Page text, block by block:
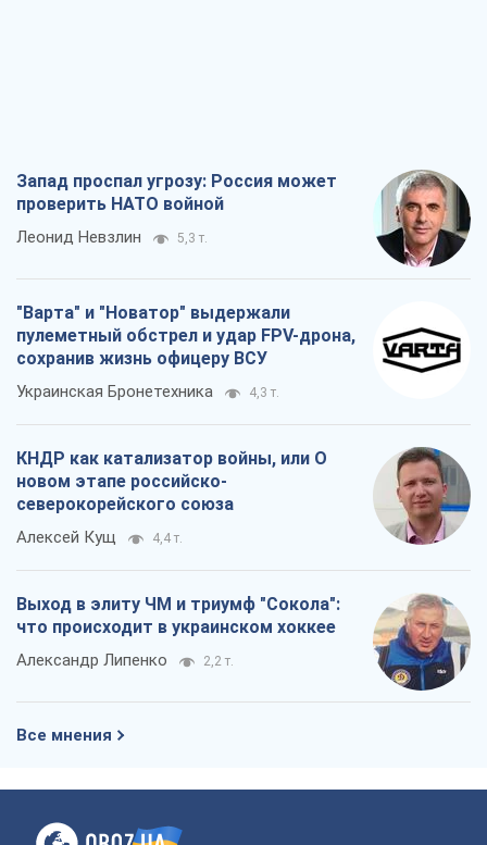
Запад проспал угрозу: Россия может
проверить НАТО войной
Леонид Невзлин 5,3 т.
"Варта" и "Новатор" выдержали
пулеметный обстрел и удар FPV-дрона,
сохранив жизнь офицеру ВСУ
Украинская Бронетехника 4,3 т.
КНДР как катализатор войны, или О
новом этапе российско-
северокорейского союза
Алексей Кущ 4,4 т.
Выход в элиту ЧМ и триумф "Сокола":
что происходит в украинском хоккее
Александр Липенко 2,2 т.
Все мнения